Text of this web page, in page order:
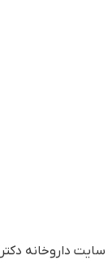
داروخانه